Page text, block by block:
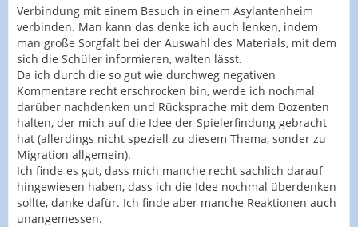
Verbindung mit einem Besuch in einem Asylantenheim
verbinden. Man kann das denke ich auch lenken, indem
man große Sorgfalt bei der Auswahl des Materials, mit dem
sich die Schüler informieren, walten lässt.
Da ich durch die so gut wie durchweg negativen
Kommentare recht erschrocken bin, werde ich nochmal
darüber nachdenken und Rücksprache mit dem Dozenten
halten, der mich auf die Idee der Spielerfindung gebracht
hat (allerdings nicht speziell zu diesem Thema, sonder zu
Migration allgemein).
Ich finde es gut, dass mich manche recht sachlich darauf
hingewiesen haben, dass ich die Idee nochmal überdenken
sollte, danke dafür. Ich finde aber manche Reaktionen auch
unangemessen.